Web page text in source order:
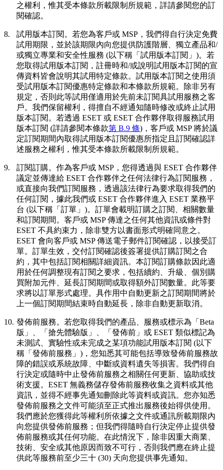
之權利，惟其受本條款所載限制所規範，詳請參閱您的訂
閱確認。
8. 試用版本訂閱。 若您為客戶或 MSP，我們得自行決定免費
試用期限，並於該期限內向您提供防護階層、獨立產品和/
或獨立專業和安全性服務 (以下稱「 試用版本訂閱 」)。若
您取得試用版本訂閱，註冊時和/或說明試用版本訂閱的宣
傳資料皆會說明其試用特定條款。試用版本訂閱之使用須
受試用版本訂閱優惠特定條款和本條款所規範。除非另有
規定，否則此等試用僅適用於先前未訂閱具試用服務之客
戶。我們保留權利，得擅自不經通知隨時修改或終止試用
版本訂閱。若透過 ESET 或 ESET 合作夥伴取得服務試用
版本訂閱 (詳請參閱本條款第 B.9 條)，客戶或 MSP 將於議
定訂閱期間內取得試用版本訂閱優惠所指定且訂閱確認詳
述服務之權利，惟其受本條款所載限制所規範。
9. 訂閱訂購。 作為客戶或 MSP，您得透過與 ESET 合作夥伴
議定並傳達給 ESET 合作夥伴之任何法律行為訂閱服務，
或直接向我們訂閱服務，透過該法律行為要求取得我們的
任何訂閱，據此我們或 ESET 合作夥伴進入 ESET 業務平
台 (以下稱「 訂單 」)。訂單會載明訂購之訂閱、相關數量
和訂閱期間。客戶或 MSP 傳達之任何其他資訊或條件對
ESET 不具約束力，除非雙方以書面形式明確同意之。
ESET 會向客戶或 MSP 傳送電子郵件訂閱確認，以接受訂
單。訂單生效，交付訂閱確認後簽署提供訂購訂閱之合
約，其中包括訂閱相關詳細資訊。本訂閱訂購條款因此適
用於任何調整現有訂閱之要求，包括續約、升級、個別購
買附加元件、延長訂閱期間或取得額外訂閱數量。此等要
求將以訂單形式處理。具作用中自動更新之訂閱期間將於
上一個訂閱期間結束時自動延長，除非自動更新取消。
10. 發佈前服務。 若您取得我們的產品、服務或標示為「Beta
版」、「搶先體驗版」、「發佈前」或 ESET 類似標記為
未測試、實驗性或未完成之某項功能試用版本訂閱 (以下
稱「 發佈前服務 」)，您知悉其可能包括導致發佈前服務故
障的錯誤或系統故障、中斷或資料遺失等損害。我們得自
行決定或隨時中止發佈前服務之相關任何更新、協助或技
術支援。ESET 無義務儲存發佈前服務收集之資料或其他
資訊，並得不經事先通知刪除此等資料或資訊。您亦知悉
發佈前服務之文件可能須至正式推出服務後始得供使用。
我們應於您獲得此等權利所依據之文件或通訊所載期限內
向您提供發佈前服務；但我們得隨時自行決定停止提供發
佈前服務或其任何功能。在此情況下，除非因重大商業、
技術、安全或其他原因而致不可行，否則我們應在終止提
供此等服務前至少三十 (30) 天向您提供事先通知。